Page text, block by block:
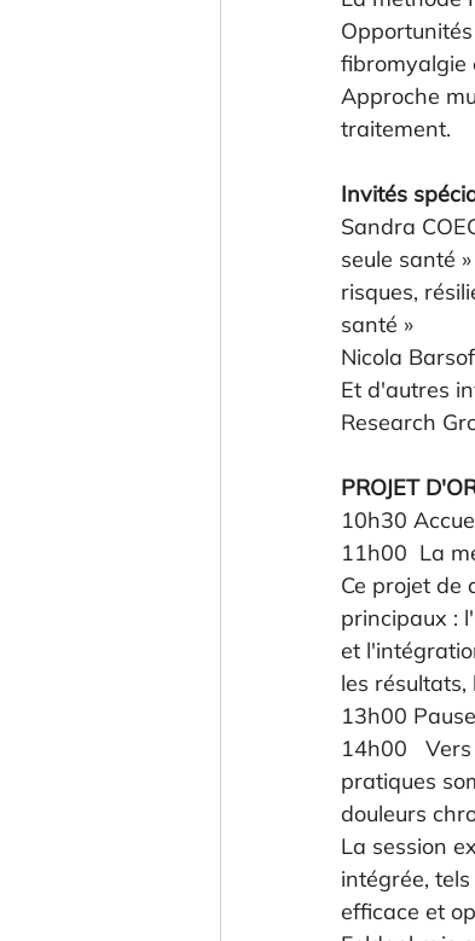
fibromyalgie
Approche
traitement.
Invités
Sandra
seule santé
risques,
santé »
Nicola
Et d'autres
Research
PROJET
10h30
11h00  La
Ce projet de
principaux :
et
les résultats,
13h00
14h00
pratiques
douleurs
La session
intégrée,
efficace et